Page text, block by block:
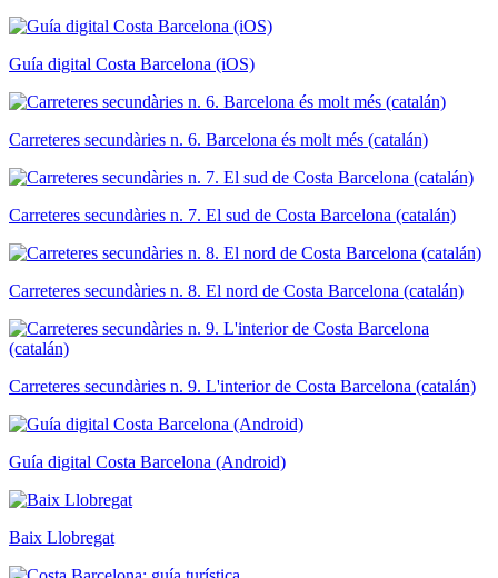
Guía digital Costa Barcelona (iOS)
Carreteres secundàries n. 6. Barcelona és molt més (catalán)
Carreteres secundàries n. 7. El sud de Costa Barcelona (catalán)
Carreteres secundàries n. 8. El nord de Costa Barcelona (catalán)
Carreteres secundàries n. 9. L'interior de Costa Barcelona (catalán)
Guía digital Costa Barcelona (Android)
Baix Llobregat